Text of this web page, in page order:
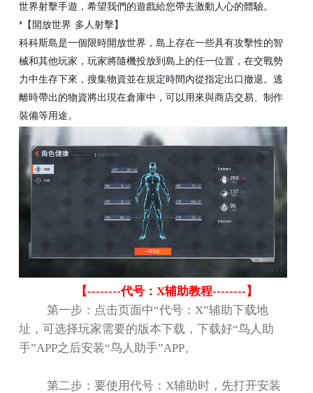
世界射擊手遊，希望我們的遊戲給您帶去激動人心的體驗。
* 【開放世界 多人射擊】
科科斯島是一個限時開放世界，島上存在一些具有攻擊性的智
械和其他玩家，玩家將隨機投放到島上的任一位置，在交戰勢
力中生存下來，搜集物資並在規定時間內從指定出口撤退。逃
離時帶出的物資將出現在倉庫中，可以用來與商店交易、制作
裝備等用途。
【--------代号：X辅助教程--------】
第一步：点击页面中“代号： X”辅助下载地
址，可选择玩家需要的版本下载，下载好“鸟人助
手”APP之后安装“鸟人助手”APP。
第二步：要使用代号： X辅助时，先打开安装